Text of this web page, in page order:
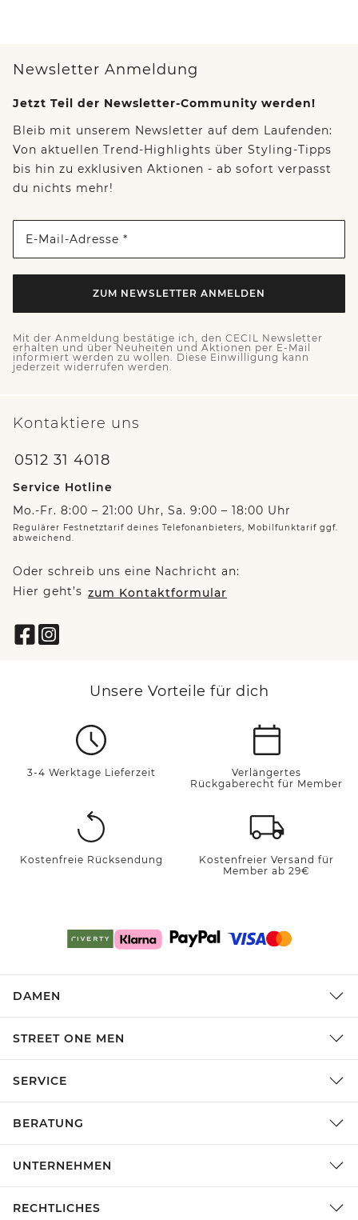
Newsletter Anmeldung
Jetzt Teil der Newsletter-Community werden!
Bleib mit unserem Newsletter auf dem Laufenden:
Von aktuellen Trend-Highlights über Styling-Tipps
bis hin zu exklusiven Aktionen - ab sofort verpasst
du nichts mehr!
E-Mail-Adresse *
ZUM NEWSLETTER ANMELDEN
Mit der Anmeldung bestätige ich, den CECIL Newsletter
erhalten und über Neuheiten und Aktionen per E-Mail
informiert werden zu wollen. Diese Einwilligung kann
jederzeit widerrufen werden.
Kontaktiere uns
0512 31 4018
Service Hotline
Mo.-Fr. 8:00 – 21:00 Uhr, Sa. 9:00 – 18:00 Uhr
Regulärer Festnetztarif deines Telefonanbieters, Mobilfunktarif ggf.
abweichend.
Oder schreib uns eine Nachricht an:
Hier geht’s zum Kontaktformular
Unsere Vorteile für dich
3-4 Werktage Lieferzeit
Verlängertes
Rückgaberecht für Member
Kostenfreie Rücksendung
Kostenfreier Versand für
Member ab 29€
DAMEN
STREET ONE MEN
SERVICE
BERATUNG
UNTERNEHMEN
RECHTLICHES